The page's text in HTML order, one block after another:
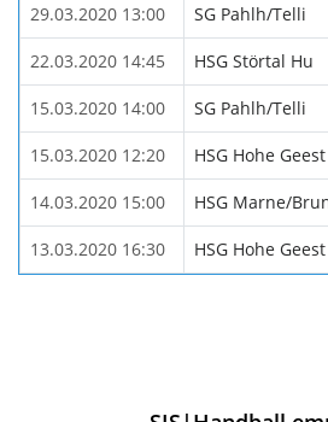
29.03.2020 13:00 SG Pahlh/Telli
22.03.2020 14:45 HSG Störtal Hu
15.03.2020 14:00 SG Pahlh/Telli
15.03.2020 12:20 HSG Hohe Geest
14.03.2020 15:00 HSG Marne/
13.03.2020 16:30 HSG Hohe Geest